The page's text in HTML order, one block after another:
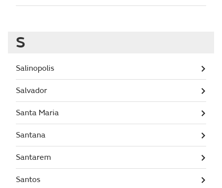
S
Salinopolis
Salvador
Santa Maria
Santana
Santarem
Santos